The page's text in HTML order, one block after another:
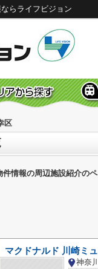
らライフビジョン
区
情報の周辺施設紹介の
マクドナルド 川崎ミ
神奈